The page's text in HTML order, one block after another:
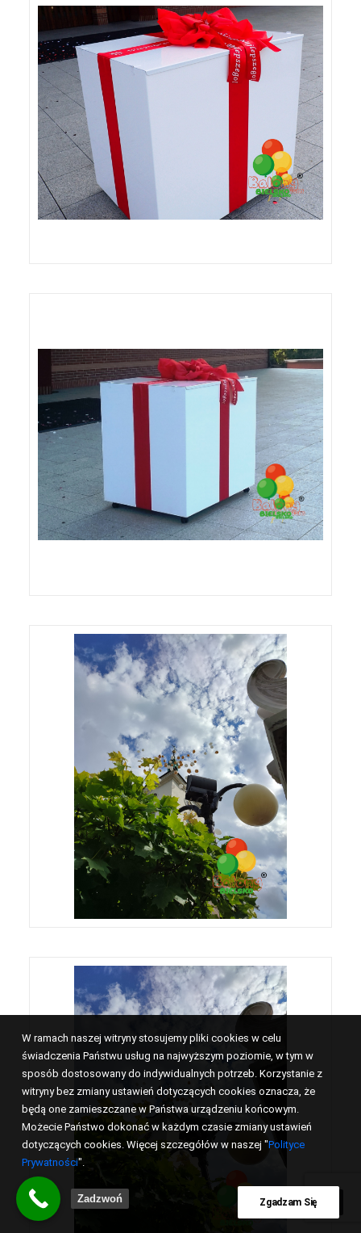
W ramach naszej witryny stosujemy pliki cookies w celu
świadczenia Państwu usług na najwyższym poziomie, w tym w
sposób dostosowany do indywidualnych potrzeb. Korzystanie z
witryny bez zmiany ustawień dotyczących cookies oznacza, że
będą one zamieszczane w Państwa urządzeniu końcowym.
Możecie Państwo dokonać w każdym czasie zmiany ustawień
dotyczących cookies. Więcej szczegółów w naszej "Polityce
Prywatności".
Zgadzam Się
Zadzwoń